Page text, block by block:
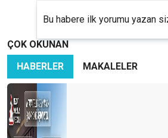
Bu habere ilk yorumu yazan
ÇOK OKUNAN
HABERLER
MAKALELER